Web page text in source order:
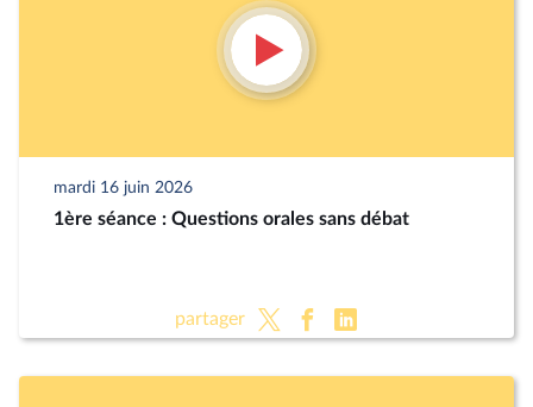
mardi 16 juin 2026
1ère séance : Questions orales sans débat
partager